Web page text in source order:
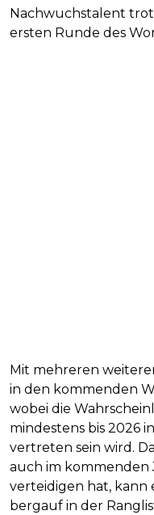
Nachwuchstalent
ersten Runde des
Mit mehreren
in den kommenden
wobei die
mindestens bis 2026
vertreten sein wird.
auch im kommenden
verteidigen hat, kann
bergauf in der